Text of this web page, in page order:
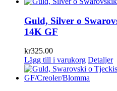
Guld, Silver o
14K GF
kr325.00
Lägg till i varukorg Detaljer